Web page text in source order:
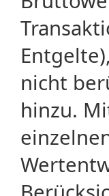
nicht
hinzu.